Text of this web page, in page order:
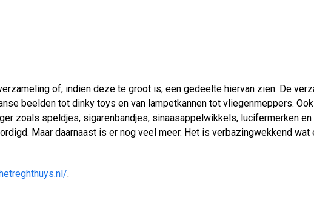
of, indien deze te groot is, een gedeelte hiervan zien. De
beelden tot dinky toys en van lampetkannen tot vliegenmeppers.
zoals speldjes, sigarenbandjes, sinaasappelwikkels, lucifermerken en
Maar daarnaast is er nog veel meer. Het is verbazingwekkend wat
.